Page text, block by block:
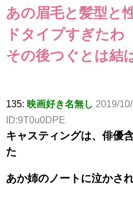
あの眉毛と髪型と
ドタイプすぎたわ
その後つぐとは結
135: 映画好き名無し 2019/
ID:9T0u0DPE
キャスティングは、俳優
た
あか姉のノートに泣かさ